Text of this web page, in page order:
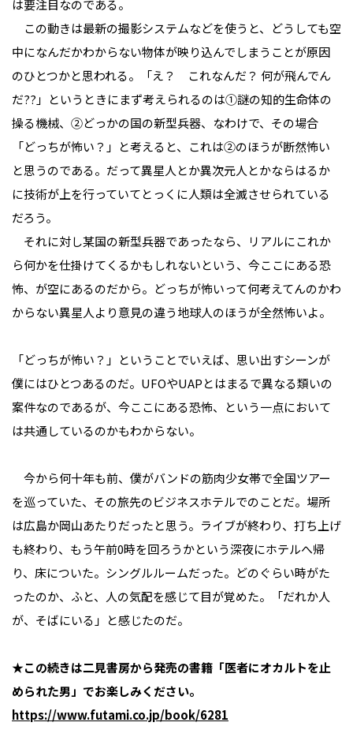
は要注目なのである。
この動きは最新の撮影システムなどを使うと、どうしても空
中になんだかわからない物体が映り込んでしまうことが原因
のひとつかと思われる。「え？ これなんだ？ 何が飛んでん
だ??」というときにまず考えられるのは①謎の知的生命体の
操る機械、②どっかの国の新型兵器、なわけで、その場合
「どっちが怖い？」と考えると、これは②のほうが断然怖い
と思うのである。だって異星人とか異次元人とかならはるか
に技術が上を行っていてとっくに人類は全滅させられている
だろう。
それに対し某国の新型兵器であったなら、リアルにこれか
ら何かを仕掛けてくるかもしれないという、今ここにある恐
怖、が空にあるのだから。どっちが怖いって何考えてんのかわ
からない異星人より意見の違う地球人のほうが全然怖いよ。
「どっちが怖い？」ということでいえば、思い出すシーンが
僕にはひとつあるのだ。UFOやUAPとはまるで異なる類いの
案件なのであるが、今ここにある恐怖、という一点において
は共通しているのかもわからない。
今から何十年も前、僕がバンドの筋肉少女帯で全国ツアー
を巡っていた、その旅先のビジネスホテルでのことだ。場所
は広島か岡山あたりだったと思う。ライブが終わり、打ち上げ
も終わり、もう午前0時を回ろうかという深夜にホテルへ帰
り、床についた。シングルルームだった。どのぐらい時がた
ったのか、ふと、人の気配を感じて目が覚めた。「だれか人
が、そばにいる」と感じたのだ。
★この続きは二見書房から発売の書籍「医者にオカルトを止
められた男」でお楽しみください。
https://www.futami.co.jp/book/6281